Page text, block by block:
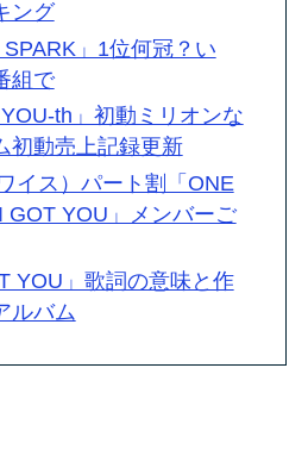
ング
」1位何冠？い
組で
th」初動ミリオンな
初動売上記録更新
イス）パート割「ONE
GOT YOU」メンバーご
YOU」歌詞の意味と作
ルバム